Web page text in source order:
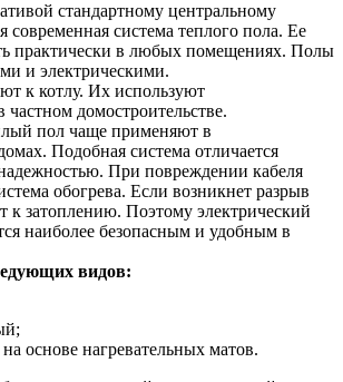
стандартному центральному
современная система теплого пола. Ее
практически в любых помещениях. Полы
и электрическими.
к котлу. Их используют
домостроительстве.
пол чаще применяют в
Подобная система отличается
При повреждении кабеля
обогрева. Если возникнет разрыв
к затоплению. Поэтому электрический
наиболее безопасным и удобным в
видов:
основе нагревательных матов.